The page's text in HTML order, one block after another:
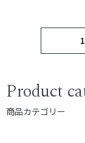
Product
商品カテゴリー